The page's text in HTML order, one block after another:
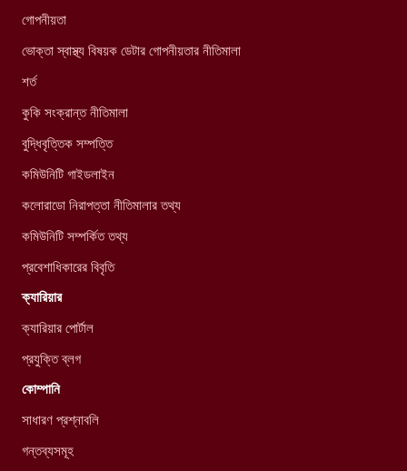
গোপনীয়তা
ভোক্তা স্বাস্থ্য বিষয়ক ডেটার গোপনীয়তার নীতিমালা
শর্ত
কুকি সংক্রান্ত নীতিমালা
বুদ্ধিবৃত্তিক সম্পত্তি
কমিউনিটি গাইডলাইন
কলোরাডো নিরাপত্তা নীতিমালার তথ্য
কমিউনিটি সম্পর্কিত তথ্য
প্রবেশাধিকারের বিবৃতি
ক্যারিয়ার
ক্যারিয়ার পোর্টাল
প্রযুক্তি ব্লগ
কোম্পানি
সাধারণ প্রশ্নাবলি
গন্তব্যসমূহ